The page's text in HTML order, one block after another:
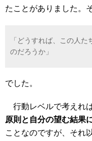
たことがありました。
「どうすれば、この人
のだろうか」
でした。
行動レベルで考えれば
原則と自分の望む結果
ことなのですが、それ